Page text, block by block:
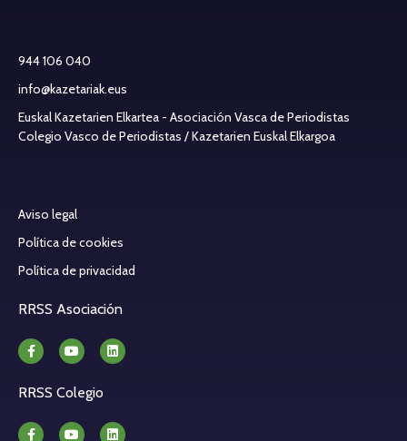
944 106 040
info@kazetariak.eus
Euskal Kazetarien Elkartea - Asociación Vasca de Periodistas
Colegio Vasco de Periodistas / Kazetarien Euskal Elkargoa
Aviso legal
Política de cookies
Política de privacidad
RRSS Asociación
RRSS Colegio